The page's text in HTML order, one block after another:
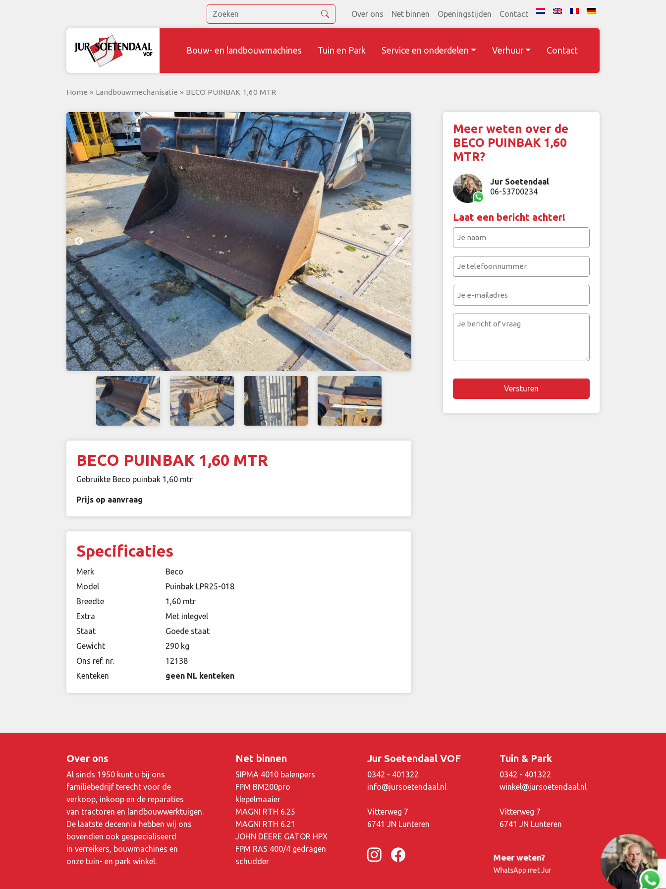
Over ons Net binnen Openingstijden Contact
Bouw- en landbouwmachines Tuin en Park Service en onderdelen Verhuur Contact
Home » Landbouwmechanisatie » BECO PUINBAK 1,60 MTR
BECO PUINBAK 1,60 MTR
Gebruikte Beco puinbak 1,60 mtr
Prijs op aanvraag
Specificaties
Merk
Beco
Model
Puinbak LPR25-018
Breedte
1,60 mtr
Extra
Met inlegvel
Staat
Goede staat
Gewicht
290 kg
Ons ref. nr.
12138
Kenteken
geen NL kenteken
Meer weten over de
BECO PUINBAK 1,60
MTR?
Jur Soetendaal
06-53700234
Laat een bericht achter!
naam
(Vereist)
telefoonnummer
(Vereist)
e-
mailadres
Meer weten?
WhatsApp met Jur
Over ons
Al sinds 1950 kunt u bij ons
familiebedrijf terecht voor de
verkoop, inkoop en de reparaties
van tractoren en landbouwwerktuigen.
De laatste decennia hebben wij ons
bovendien ook gespecialiseerd
in verreikers, bouwmachines en
onze tuin- en park winkel.
Net binnen
SIPMA 4010 balenpers
FPM BM200pro
klepelmaaier
MAGNI RTH 6.25
MAGNI RTH 6.21
JOHN DEERE GATOR HPX
FPM RAS 400/4 gedragen
schudder
Jur Soetendaal VOF
0342 - 401322
info@jursoetendaal.nl
Vitterweg 7
6741 JN Lunteren
Tuin & Park
0342 - 401322
winkel@jursoetendaal.nl
Vitterweg 7
6741 JN Lunteren